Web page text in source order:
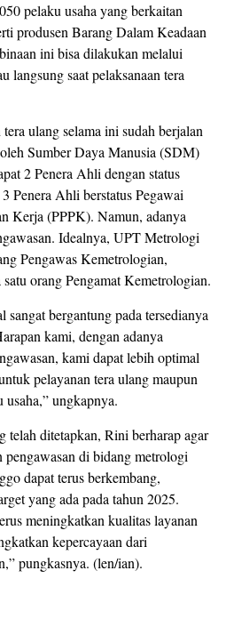
pelaku usaha yang berkaitan
produsen Barang Dalam Keadaan
ini bisa dilakukan melalui
langsung saat pelaksanaan tera
ulang selama ini sudah berjalan
Sumber Daya Manusia (SDM)
2 Penera Ahli dengan status
Penera Ahli berstatus Pegawai
Kerja (PPPK). Namun, adanya
Idealnya, UPT Metrologi
Pengawas Kemetrologian,
orang Pengamat Kemetrologian.
sangat bergantung pada tersedianya
kami, dengan adanya
kami dapat lebih optimal
pelayanan tera ulang maupun
usaha,” ungkapnya.
telah ditetapkan, Rini berharap agar
pengawasan di bidang metrologi
dapat terus berkembang,
yang ada pada tahun 2025.
meningkatkan kualitas layanan
kepercayaan dari
pungkasnya. (len/ian).